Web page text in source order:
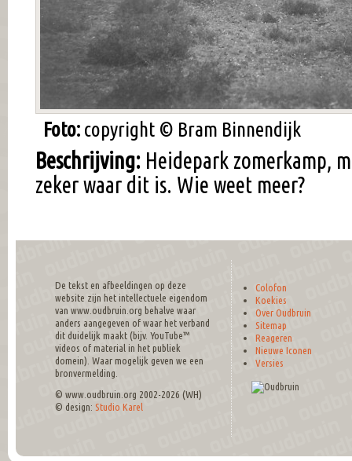
Foto: copyright © Bram Binnendijk
Beschrijving: Heidepark zomerkamp,
zeker waar dit is. Wie weet meer?
De tekst en afbeeldingen op deze
website zijn het intellectuele eigendom
van www.oudbruin.org behalve waar
anders aangegeven of waar het verband
dit duidelijk maakt (bijv. YouTube™
videos of material in het publiek
domein). Waar mogelijk geven we een
bronvermelding.
© www.oudbruin.org 2002-2026 (WH)
© design: Studio Karel
Colofon
Koekies
Over Oudbruin
Sitemap
Reageren
Nieuwe Iconen
Versies